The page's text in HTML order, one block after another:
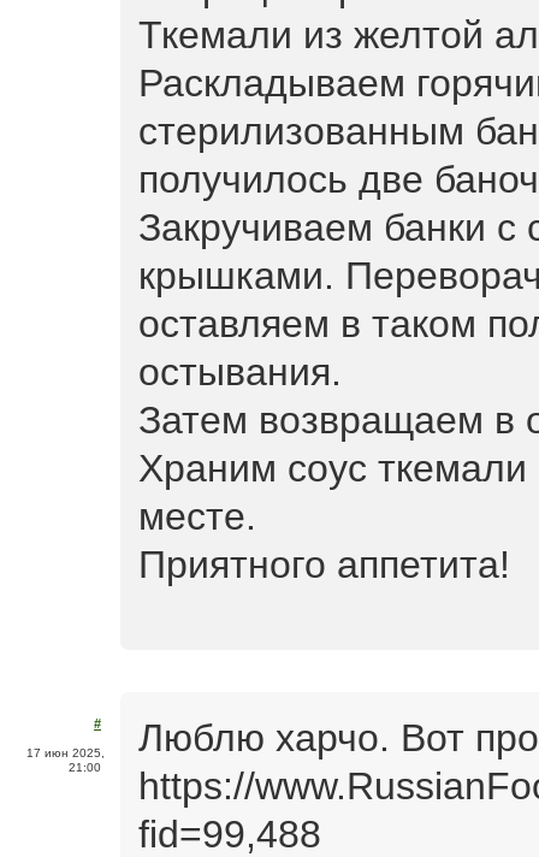
Ткемали из желтой
Раскладываем
стерилизованным
получилось две
Закручиваем банки
крышками.
оставляем в таком
остывания.
Затем возвращаем в
Храним соус
месте.
Приятного аппетита!
#
17 июн 2025,
21:00
Люблю харчо. Вот
https://
fid=99,488